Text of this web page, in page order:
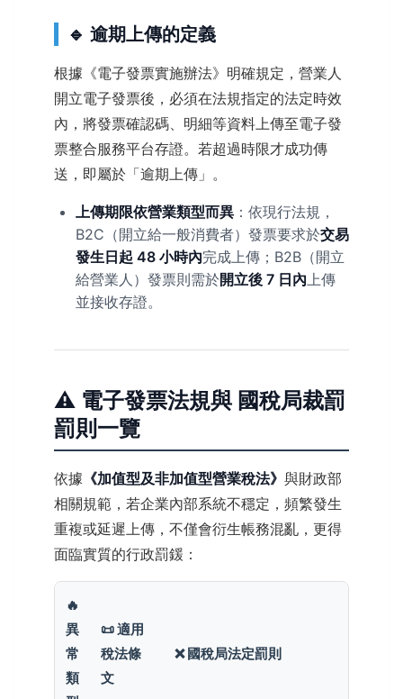
🔹 逾期上傳的定義
根據《電子發票實施辦法》明確規定，營業人
開立電子發票後，必須在法規指定的法定時效
內，將發票確認碼、明細等資料上傳至電子發
票整合服務平台存證。若超過時限才成功傳
送，即屬於「逾期上傳」。
上傳期限依營業類型而異 ：依現行法規，
B2C（開立給一般消費者）發票要求於交易
發生日起 48 小時內完成上傳；B2B（開立
給營業人）發票則需於開立後 7 日內上傳
並接收存證。
⚠️ 電子發票法規與 國稅局裁罰
罰則一覽
依據 《加值型及非加值型營業稅法》 與財政部
相關規範，若企業內部系統不穩定，頻繁發生
重複或延遲上傳，不僅會衍生帳務混亂，更得
面臨實質的行政罰鍰：
🔥
異
常
類
📜 適用
稅法條
文
❌ 國稅局法定罰則